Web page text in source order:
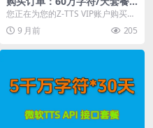
微软VIP线路
您正在为您的Z-TTS VIP账户购买增
值字符包。请核对以下套餐信息：
套餐详情...
9 月前 205